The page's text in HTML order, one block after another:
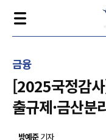
금융
[2025국정감
출규제·금산분
방예준기자